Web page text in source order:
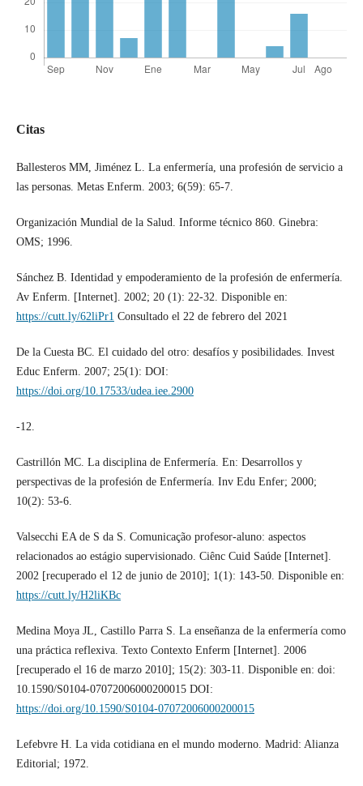
Citas
Ballesteros MM, Jiménez L. La enfermería, una profesión de servicio a
las personas. Metas Enferm. 2003; 6(59): 65-7.
Organización Mundial de la Salud. Informe técnico 860. Ginebra:
OMS; 1996.
Sánchez B. Identidad y empoderamiento de la profesión de enfermería.
Av Enferm. [Internet]. 2002; 20 (1): 22-32. Disponible en:
https://cutt.ly/62liPr1 Consultado el 22 de febrero del 2021
De la Cuesta BC. El cuidado del otro: desafíos y posibilidades. Invest
Educ Enferm. 2007; 25(1): DOI:
https://doi.org/10.17533/udea.iee.2900
-12.
Castrillón MC. La disciplina de Enfermería. En: Desarrollos y
perspectivas de la profesión de Enfermería. Inv Edu Enfer; 2000;
10(2): 53-6.
Valsecchi EA de S da S. Comunicação profesor-aluno: aspectos
relacionados ao estágio supervisionado. Ciênc Cuid Saúde [Internet].
2002 [recuperado el 12 de junio de 2010]; 1(1): 143-50. Disponible en:
https://cutt.ly/H2liKBc
Medina Moya JL, Castillo Parra S. La enseñanza de la enfermería como
una práctica reflexiva. Texto Contexto Enferm [Internet]. 2006
[recuperado el 16 de marzo 2010]; 15(2): 303-11. Disponible en: doi:
10.1590/S0104-07072006000200015 DOI:
https://doi.org/10.1590/S0104-07072006000200015
Lefebvre H. La vida cotidiana en el mundo moderno. Madrid: Alianza
Editorial; 1972.